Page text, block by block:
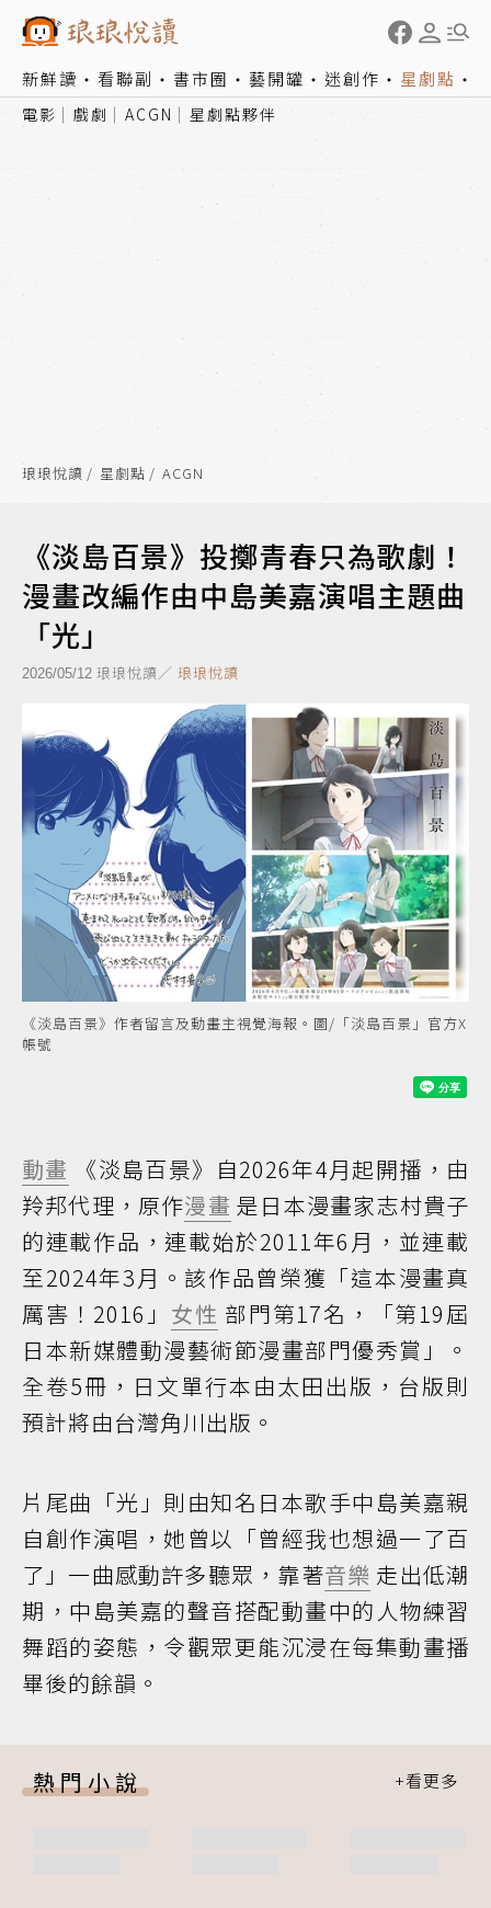
新鮮讀 看聯副 書市圈 藝開罐 迷創作 星劇點
電影 戲劇 ACGN 星劇點夥伴
琅琅悅讀 星劇點 ACGN
《淡島百景》投擲青春只為歌劇！
漫畫改編作由中島美嘉演唱主題曲
「光」
2026/05/12 琅琅悅讀／ 琅琅悅讀
《淡島百景》作者留言及動畫主視覺海報。圖/「淡島百景」官方X
帳號
動畫 《淡島百景》自2026年4月起開播，由
羚邦代理，原作漫畫 是日本漫畫家志村貴子
的連載作品，連載始於2011年6月，並連載
至2024年3月。該作品曾榮獲「這本漫畫真
厲害！2016」 女性 部門第17名，「第19屆
日本新媒體動漫藝術節漫畫部門優秀賞」。
全卷5冊，日文單行本由太田出版，台版則
預計將由台灣角川出版。
片尾曲「光」則由知名日本歌手中島美嘉親
自創作演唱，她曾以「曾經我也想過一了百
了」一曲感動許多聽眾，靠著音樂 走出低潮
期，中島美嘉的聲音搭配動畫中的人物練習
舞蹈的姿態，令觀眾更能沉浸在每集動畫播
畢後的餘韻。
熱門小說